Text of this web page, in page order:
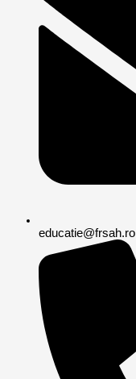
educatie@frsah.ro